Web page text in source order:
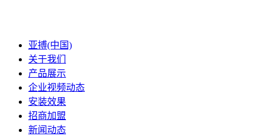
亚搏(中国)
关于我们
产品展示
企业视频动态
安装效果
招商加盟
新闻动态